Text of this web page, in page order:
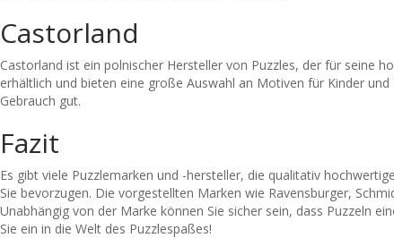
Castorland
Castorland ist ein polnischer Hersteller von Puzzles, der für seine
erhältlich und bieten eine große Auswahl an Motiven für Kinder und
Gebrauch gut.
Fazit
Es gibt viele Puzzlemarken und -hersteller, die qualitativ
Sie bevorzugen. Die vorgestellten Marken wie Ravensburger,
Unabhängig von der Marke können Sie sicher sein, dass Puzzeln
Sie ein in die Welt des Puzzlespaßes!